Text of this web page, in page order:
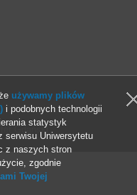
Gdański
używamy plików
i podobnych technologii
statystyk
serwisu Uniwersytetu
z naszych stron
zgodnie
Twojej